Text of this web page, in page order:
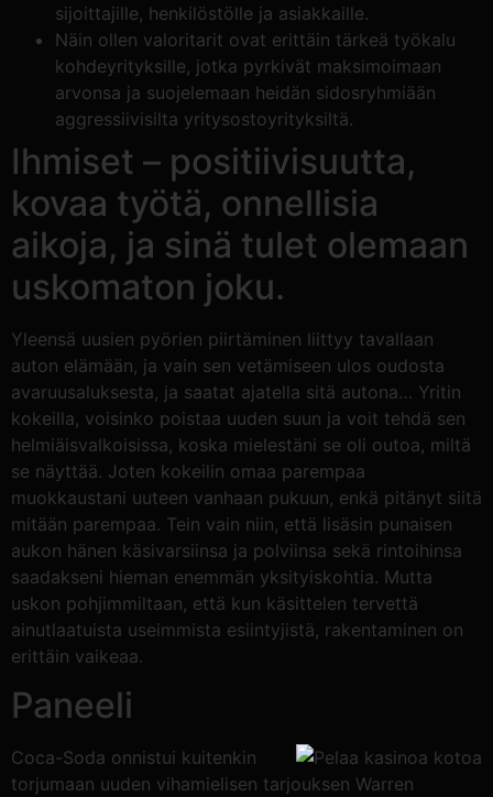
sijoittajille, henkilöstölle ja asiakkaille.
Näin ollen valoritarit ovat erittäin tärkeä työkalu
kohdeyrityksille, jotka pyrkivät maksimoimaan
arvonsa ja suojelemaan heidän sidosryhmiään
aggressiivisilta yritysostoyrityksiltä.
Ihmiset – positiivisuutta,
kovaa työtä, onnellisia
aikoja, ja sinä tulet olemaan
uskomaton joku.
Yleensä uusien pyörien piirtäminen liittyy tavallaan
auton elämään, ja vain sen vetämiseen ulos oudosta
avaruusaluksesta, ja saatat ajatella sitä autona… Yritin
kokeilla, voisinko poistaa uuden suun ja voit tehdä sen
helmiäisvalkoisissa, koska mielestäni se oli outoa, miltä
se näyttää. Joten kokeilin omaa parempaa
muokkaustani uuteen vanhaan pukuun, enkä pitänyt siitä
mitään parempaa. Tein vain niin, että lisäsin punaisen
aukon hänen käsivarsiinsa ja polviinsa sekä rintoihinsa
saadakseni hieman enemmän yksityiskohtia. Mutta
uskon pohjimmiltaan, että kun käsittelen tervettä
ainutlaatuista useimmista esiintyjistä, rakentaminen on
erittäin vaikeaa.
Paneeli
Coca-Soda onnistui kuitenkin
torjumaan uuden vihamielisen tarjouksen Warren